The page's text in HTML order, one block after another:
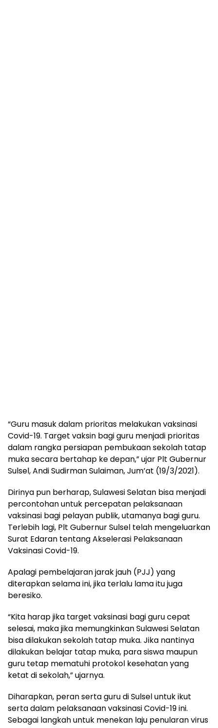
“Guru masuk dalam prioritas melakukan vaksinasi
Covid-19. Target vaksin bagi guru menjadi prioritas
dalam rangka persiapan pembukaan sekolah tatap
muka secara bertahap ke depan,” ujar Plt Gubernur
Sulsel, Andi Sudirman Sulaiman, Jum’at (19/3/2021).
Dirinya pun berharap, Sulawesi Selatan bisa menjadi
percontohan untuk percepatan pelaksanaan
vaksinasi bagi pelayan publik, utamanya bagi guru.
Terlebih lagi, Plt Gubernur Sulsel telah mengeluarkan
Surat Edaran tentang Akselerasi Pelaksanaan
Vaksinasi Covid-19.
Apalagi pembelajaran jarak jauh (PJJ) yang
diterapkan selama ini, jika terlalu lama itu juga
beresiko.
“Kita harap jika target vaksinasi bagi guru cepat
selesai, maka jika memungkinkan Sulawesi Selatan
bisa dilakukan sekolah tatap muka. Jika nantinya
dilakukan belajar tatap muka, para siswa maupun
guru tetap mematuhi protokol kesehatan yang
ketat di sekolah,” ujarnya.
Diharapkan, peran serta guru di Sulsel untuk ikut
serta dalam pelaksanaan vaksinasi Covid-19 ini.
Sebagai langkah untuk menekan laju penularan virus